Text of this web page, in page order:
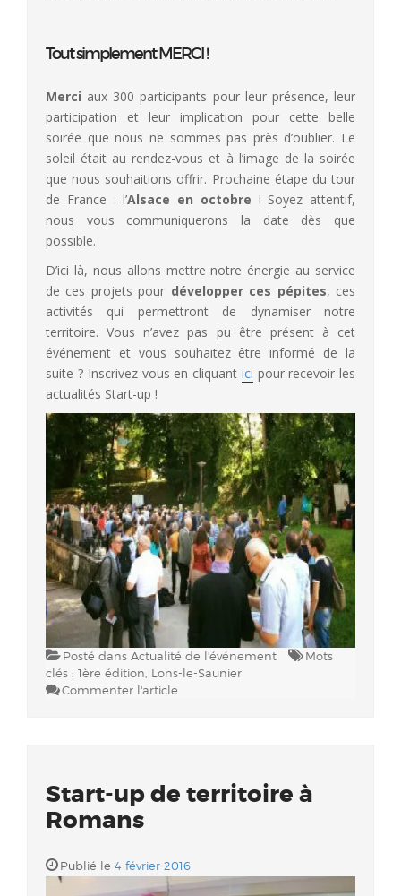
Tout simplement MERCI !
Merci aux 300 participants pour leur présence, leur
participation et leur implication pour cette belle
soirée que nous ne sommes pas près d’oublier. Le
soleil était au rendez-vous et à l’image de la soirée
que nous souhaitions offrir. Prochaine étape du tour
de France : l’Alsace en octobre ! Soyez attentif,
nous vous communiquerons la date dès que
possible.
D’ici là, nous allons mettre notre énergie au service
de ces projets pour développer ces pépites, ces
activités qui permettront de dynamiser notre
territoire. Vous n’avez pas pu être présent à cet
événement et vous souhaitez être informé de la
suite ? Inscrivez-vous en cliquant ici pour recevoir les
actualités Start-up !
Posté dans Actualité de l'événement
Mots
clés : 1ère édition Lons-le-Saunier
Commenter l'article
Start-up de territoire à
Romans
Publié le 4 février 2016